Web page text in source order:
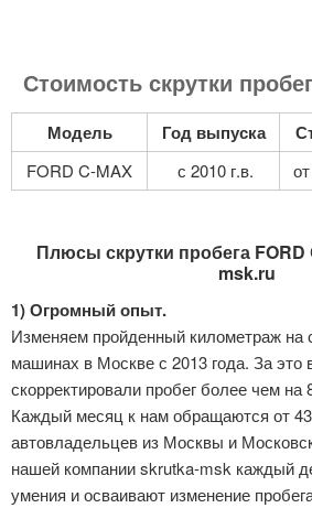
Стоимость скрутки
Модель Год выпуска
FORD C-MAX с 2010 г.в.
Плюсы скрутки пробега FORD
msk.ru
1) Огромный опыт.
Изменяем пройденный километраж
машинах в Москве с 2013 года. За это
скорректировали пробег более чем на
Каждый месяц к нам обращаются от
автовладельцев из Москвы и
нашей компании skrutka-msk каждый
умения и осваивают изменение